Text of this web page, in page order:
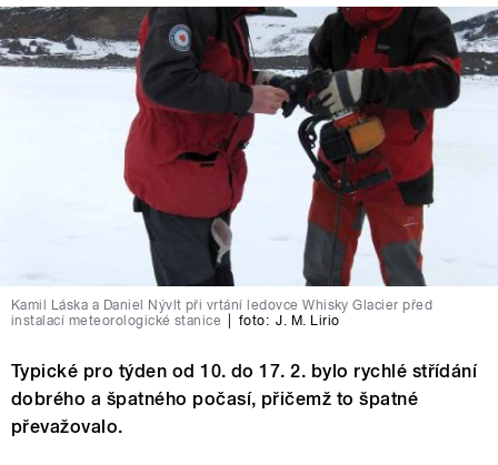
Kamil Láska a Daniel Nývlt při vrtání ledovce Whisky Glacier před
instalací meteorologické stanice
foto: J. M. Lirio
Typické pro týden od 10. do 17. 2. bylo rychlé střídání
dobrého a špatného počasí, přičemž to špatné
převažovalo.